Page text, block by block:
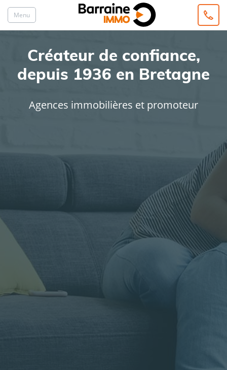
Menu
Créateur de confiance,
depuis 1936 en Bretagne
Agences immobilières et promoteur
Rayon